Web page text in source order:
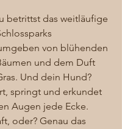
betrittst das weitläufige
von blühenden
und dem Duft
Und dein Hund?
springt und erkundet
Augen jede Ecke.
oder? Genau das